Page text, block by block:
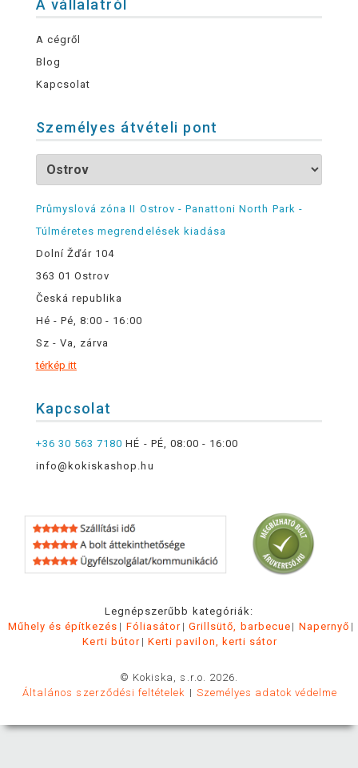
A vállalatról
A cégről
Blog
Kapcsolat
Személyes átvételi pont
Průmyslová zóna II Ostrov - Panattoni North Park -
Túlméretes megrendelések kiadása
Dolní Žďár 104
363 01 Ostrov
Česká republika
Hé - Pé, 8:00 - 16:00
Sz - Va, zárva
térkép itt
Kapcsolat
+36 30 563 7180 HÉ - PÉ, 08:00 - 16:00
info@kokiskashop.hu
Legnépszerűbb kategóriák:
Műhely és építkezés
Fóliasátor Grillsütő, barbecue
Napernyő
Kerti bútor
Kerti pavilon, kerti sátor
© Kokiska, s.r.o. 2026.
Általános szerződési feltételek
Személyes adatok védelme